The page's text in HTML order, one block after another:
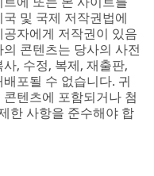
및 국제 저작권법에
자에게 저작권이 있음
콘텐츠는 당사의 사전
, 수정, 복제, 재출판,
포될 수 없습니다. 귀
텐츠에 포함되거나 첨
한 사항을 준수해야 합